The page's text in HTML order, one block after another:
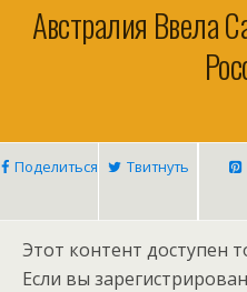
Австралия Ввела
Поделиться Твитнуть
Этот контент доступен
Если вы